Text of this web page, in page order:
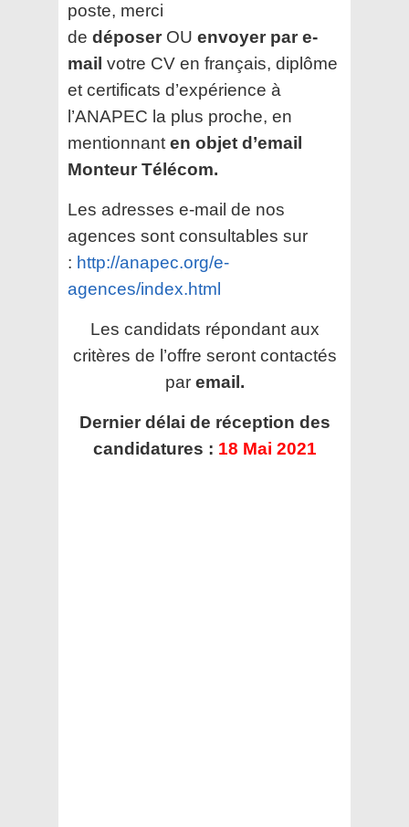
poste, merci
de déposer OU envoyer par e-
mail votre CV en français, diplôme
et certificats d’expérience à
l’ANAPEC la plus proche, en
mentionnant en objet d’email
Monteur Télécom.
Les adresses e-mail de nos
agences sont consultables sur
: http://anapec.org/e-
agences/index.html
Les candidats répondant aux
critères de l’offre seront contactés
par email.
Dernier délai de réception des
candidatures : 18 Mai 2021